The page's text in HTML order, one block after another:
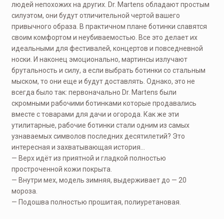
людей непохожих на других. Dr. Martens обладают простым
силуэтом, они будут отличительной чертой вашего
привычного образа. В практичном плане ботинки славятся
своим комфортом и неубиваемостью. Все это делает их
идеальными для фестивалей, концертов и повседневной
носки. И наконец эмоционально, мартинсы излучают
брутальность и силу, а если выбрать ботинки со стальным
мыском, то они еще и будут доставлять. Однако, это не
всегда было так: первоначально Dr. Martens были
скромными рабочими ботинками которые продавались
вместе с товарами для дачи и огорода. Как же эти
утилитарные, рабочие ботинки стали одним из самых
узнаваемых символов последних десятилетий? Это
интересная и захватывающая история…
— Верх идёт из приятной и гладкой полностью
простроченной кожи покрыта.
— Внутри мех, модель зимняя, выдерживает до — 20
мороза.
— Подошва полностью прошитая, полиуретановая.